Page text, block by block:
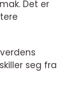
Det er
seg fra